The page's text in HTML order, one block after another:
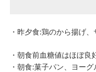
・昨夕食:鶏のから揚げ
・朝食前血糖値はほぼ良
・朝食:菓子パン、ヨーグ